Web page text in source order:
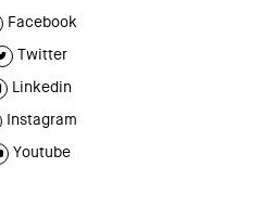
Facebook
Twitter
Linkedin
Instagram
Youtube